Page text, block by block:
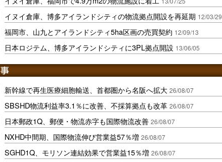
イヌイ倉庫、博多アイランドシティの物流拠点開設を再延期 12/03/29
福岡市、山九とアイランドシティ5ha区画の売買契約 12/09/13
日本ロジテム、博多アイランドシティに3PL拠点開設 13/06/05
新幹線で再生医療細胞輸送、首都圏から名阪へ拡大 26/08/07
SBSHD物流利益率3.1％に改善、不採算拠点も改革 26/08/07
日本郵政1Q、郵便・物流赤字も国際物流改善 26/08/07
NXHD中間期、国際物流伸び営業益57％増 26/08/07
SGHD1Q、モリソン連結効果で営業益15％増 26/08/07